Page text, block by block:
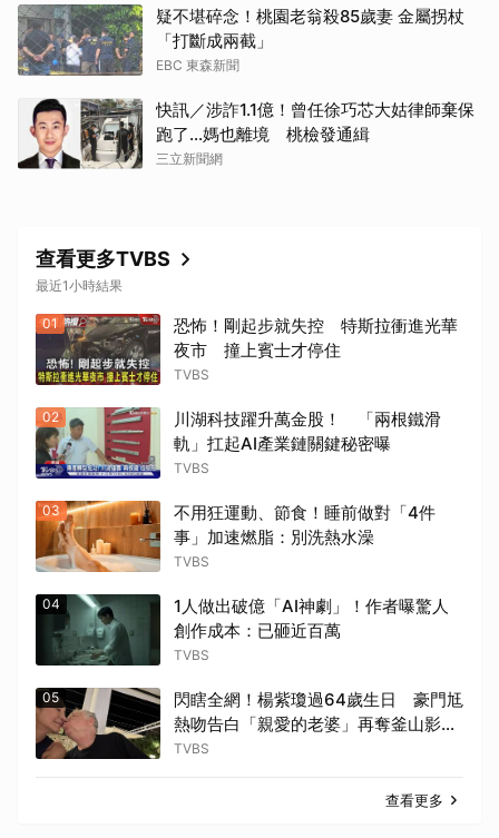
疑不堪碎念！桃園老翁殺85歲妻 金屬拐杖
「打斷成兩截」
EBC 東森新聞
快訊／涉詐1.1億！曾任徐巧芯大姑律師棄保
跑了…媽也離境 桃檢發通緝
三立新聞網
查看更多TVBS
最近1小時結果
01
恐怖！剛起步就失控 特斯拉衝進光華
夜市 撞上賓士才停住
TVBS
02
川湖科技躍升萬金股！ 「兩根鐵滑
軌」扛起AI產業鏈關鍵秘密曝
TVBS
03
不用狂運動、節食！睡前做對「4件
事」加速燃脂：別洗熱水澡
TVBS
04
1人做出破億「AI神劇」！作者曝驚人
創作成本：已砸近百萬
TVBS
05
閃瞎全網！楊紫瓊過64歲生日 豪門尪
熱吻告白「親愛的老婆」再奪釜山影展
大獎
TVBS
查看更多